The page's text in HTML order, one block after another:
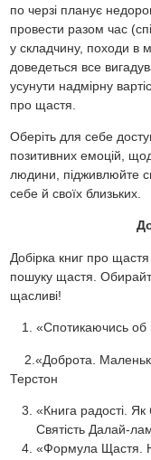
по черзі планує
провести разом час
у складчину, походи в
доведеться все
усунути надмірну
про щастя.
Оберіть для себе
позитивних емоцій,
людини, підживлюйте
себе й своїх близьких.
Добірка книг про
пошуку щастя.
щасливі!
«Спотикаючись об
2.«Доброта. Маленька
Терстон
«Книга радості.
Святість Далай-
«Формула Щастя.